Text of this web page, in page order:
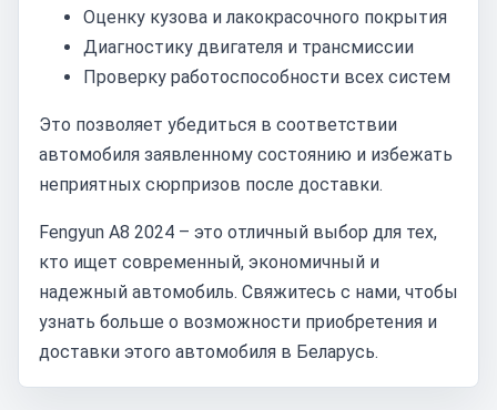
Оценку кузова и лакокрасочного покрытия
Диагностику двигателя и трансмиссии
Проверку работоспособности всех систем
Это позволяет убедиться в соответствии
автомобиля заявленному состоянию и избежать
неприятных сюрпризов после доставки.
Fengyun A8 2024 – это отличный выбор для тех,
кто ищет современный, экономичный и
надежный автомобиль. Свяжитесь с нами, чтобы
узнать больше о возможности приобретения и
доставки этого автомобиля в Беларусь.